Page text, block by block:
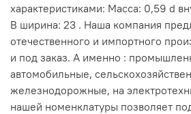
характеристиками: Масса: 0,59 d
В ширина: 23 . Наша компания
отечественного и импортного
и под заказ. А именно :
автомобильные,
железнодорожные, на
нашей номенклатуры позволяет